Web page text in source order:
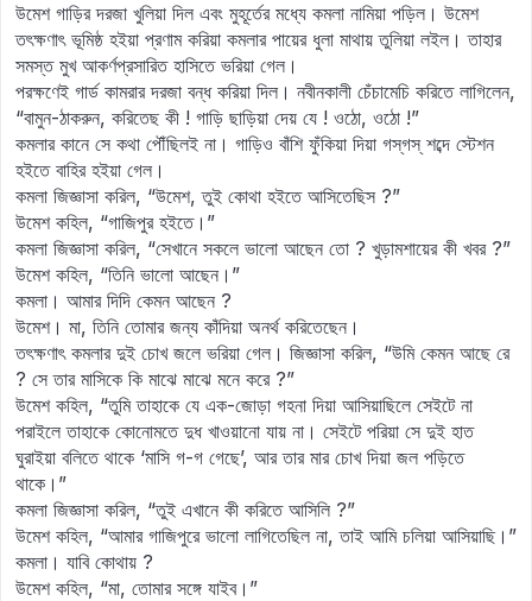
উমেশ গাড়ির দরজা খুলিয়া দিল এবং মুহূর্তের মধ্যে কমলা নামিয়া পড়িল। উমেশ
তৎক্ষণাৎ ভূমিষ্ঠ হইয়া প্রণাম করিয়া কমলার পায়ের ধুলা মাথায় তুলিয়া লইল। তাহার
সমস্ত মুখ আকর্ণপ্রসারিত হাসিতে ভরিয়া গেল।
পরক্ষণেই গার্ড কামরার দরজা বন্ধ করিয়া দিল। নবীনকালী চেঁচামেচি করিতে লাগিলেন,
“বামুন-ঠাকরুন, করিতেছ কী ! গাড়ি ছাড়িয়া দেয় যে ! ওঠো, ওঠো !”
কমলার কানে সে কথা পৌঁছিলই না। গাড়িও বাঁশি ফুঁকিয়া দিয়া গস্‌গস্‌ শব্দে স্টেশন
হইতে বাহির হইয়া গেল।
কমলা জিজ্ঞাসা করিল, “উমেশ, তুই কোথা হইতে আসিতেছিস ?”
উমেশ কহিল, “গাজিপুর হইতে।”
কমলা জিজ্ঞাসা করিল, “সেখানে সকলে ভালো আছেন তো ? খুড়ামশায়ের কী খবর ?”
উমেশ কহিল, “তিনি ভালো আছেন।”
কমলা। আমার দিদি কেমন আছেন ?
উমেশ। মা, তিনি তোমার জন্য কাঁদিয়া অনর্থ করিতেছেন।
তৎক্ষণাৎ কমলার দুই চোখ জলে ভরিয়া গেল। জিজ্ঞাসা করিল, “উমি কেমন আছে রে
? সে তার মাসিকে কি মাঝে মাঝে মনে করে ?”
উমেশ কহিল, “তুমি তাহাকে যে এক-জোড়া গহনা দিয়া আসিয়াছিলে সেইটে না
পরাইলে তাহাকে কোনোমতে দুধ খাওয়ানো যায় না। সেইটে পরিয়া সে দুই হাত
ঘুরাইয়া বলিতে থাকে ‘মাসি গ-গ গেছে’, আর তার মার চোখ দিয়া জল পড়িতে
থাকে।”
কমলা জিজ্ঞাসা করিল, “তুই এখানে কী করিতে আসিলি ?”
উমেশ কহিল, “আমার গাজিপুরে ভালো লাগিতেছিল না, তাই আমি চলিয়া আসিয়াছি।”
কমলা। যাবি কোথায় ?
উমেশ কহিল, “মা, তোমার সঙ্গে যাইব।”